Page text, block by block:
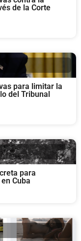
de la Corte
para limitar la
del Tribunal
para
Cuba